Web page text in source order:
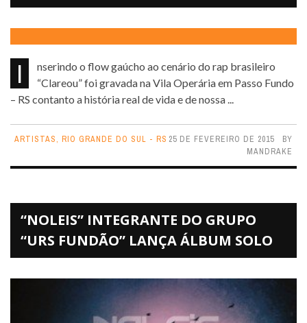
Inserindo o flow gaúcho ao cenário do rap brasileiro
“Clareou” foi gravada na Vila Operária em Passo Fundo
– RS contanto a história real de vida e de nossa ...
ARTISTAS, RIO GRANDE DO SUL - RS 25 DE FEVEREIRO DE 2015
BY
MANDRAKE
“NOLEIS” INTEGRANTE DO GRUPO
“URS FUNDÃO” LANÇA ÁLBUM SOLO